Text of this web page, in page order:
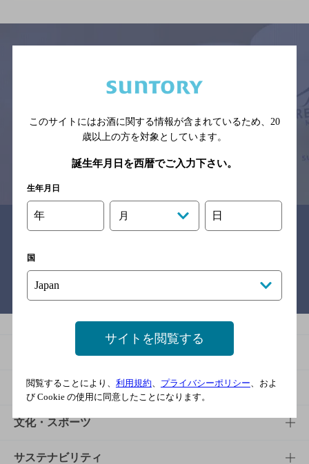
サイトマップ ご意見・ご感想 利用規約
予告なしに変更されることがありますので、
念のためお店にご確認の上ご来店くださいますようお願い申し上げま
す。
情報提供：ぐるなび
関連リンク
商品TOP
商品一覧
商品発売情報
知る・楽しむ
知る・楽しむTOP
キャンペーン
文化・スポーツ
文化・スポーツTOP
サステナビリティ
このサイトにはお酒に関する情報が含まれているため、 20
歳以上の方を対象としています。
誕生年月日を西暦でご入力下さい。
生年月日
年 月 日
国
サイトを閲覧する
閲覧することにより、 利用規約 プライバシーポリシー 、およ
び Cookie の使用に同意したことになります。